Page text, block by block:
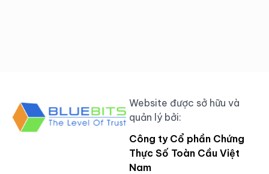
Website được sở hữu và
quản lý bởi:
Công ty Cổ phần Chứng
Thực Số Toàn Cầu Việt
Nam